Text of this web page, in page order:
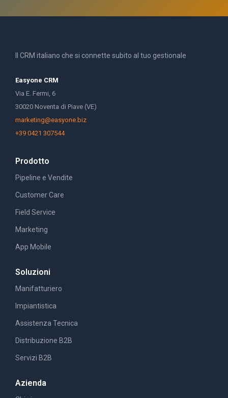
Il CRM italiano che si connette subito al tuo gestionale
Easyone CRM
Via E. Fermi, 6
30020 Noventa di Piave (VE)
marketing@easyone.biz
+39 0421 307544
Prodotto
Pipeline e Vendite
Customer Care
Field Service
Marketing
App Mobile
Soluzioni
Manifatturiero
Impiantistica
Assistenza Tecnica
Distribuzione B2B
Servizi B2B
Azienda